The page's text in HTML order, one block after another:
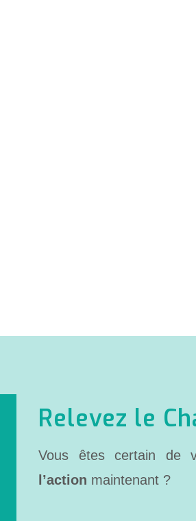
Relevez le
Vous êtes certain de
l’action maintenant ?